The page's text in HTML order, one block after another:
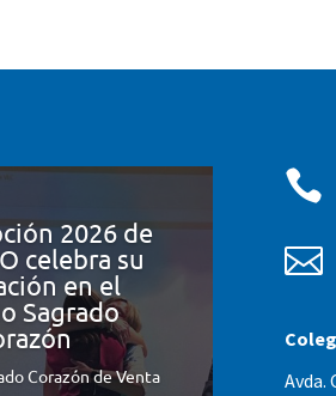
2026 de
celebra su
en el
Sagrado
Corazón de Venta


Avda.